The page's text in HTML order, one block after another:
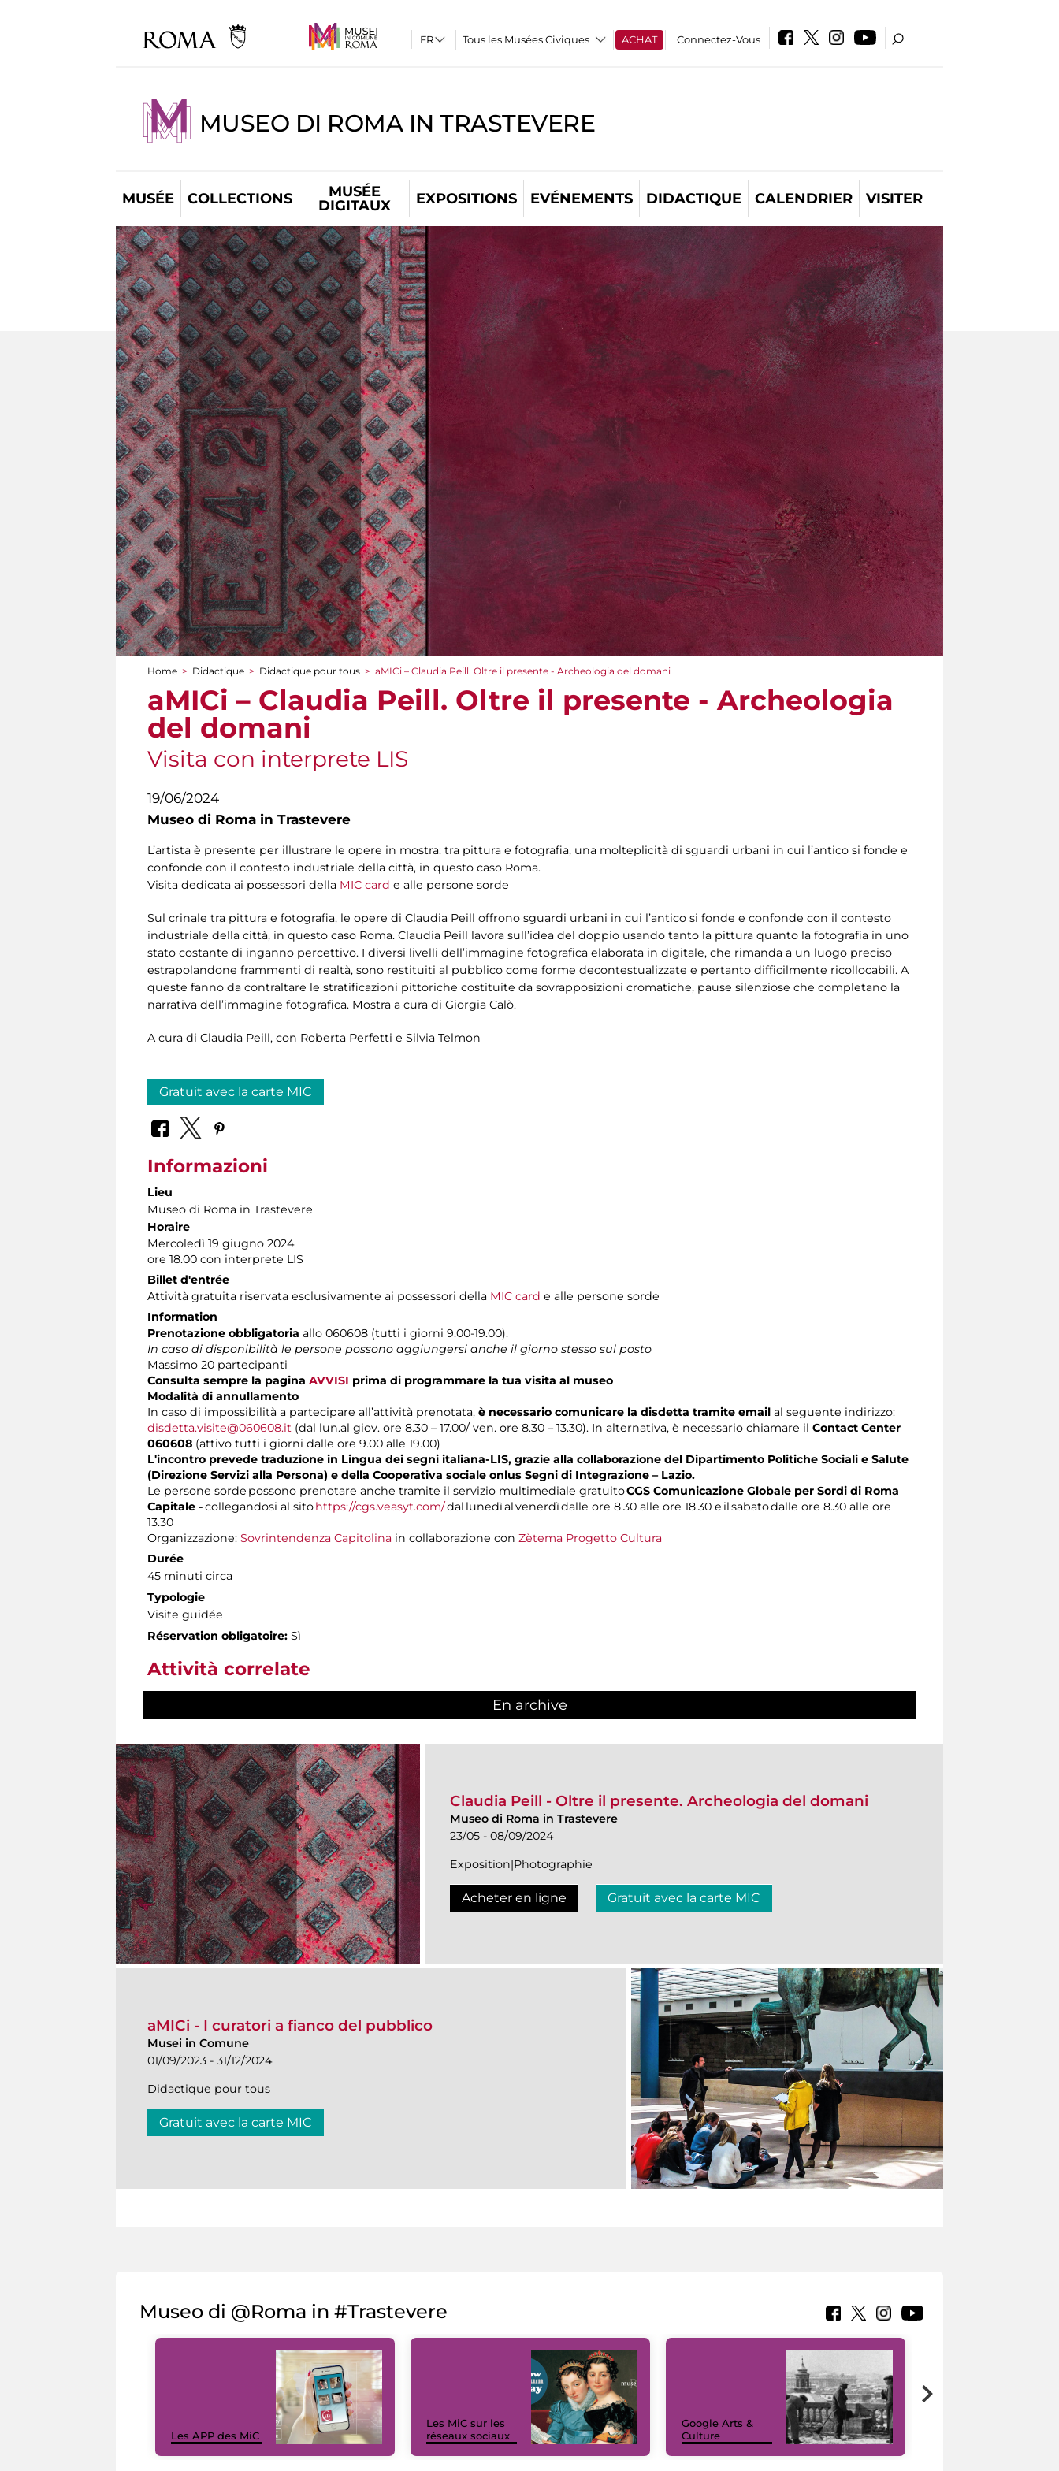
Tous les Musées Civiques ACHAT Connectez-Vous
MUSEO DI ROMA IN TRASTEVERE
MUSÉE COLLECTIONS
MUSÉE
DIGITAUX
EXPOSITIONS EVÉNEMENTS DIDACTIQUE CALENDRIER VISITER
You are here
Home > Didactique > Didactique pour tous > aMICi – Claudia Peill. Oltre il presente - Archeologia del domani
aMICi – Claudia Peill. Oltre il presente - Archeologia
del domani
Visita con interprete LIS
19/06/2024
Museo di Roma in Trastevere
L’artista è presente per illustrare le opere in mostra: tra pittura e fotografia, una molteplicità di sguardi urbani in cui l’antico si fonde e
confonde con il contesto industriale della città, in questo caso Roma.
Visita dedicata ai possessori della MIC card e alle persone sorde
Sul crinale tra pittura e fotografia, le opere di Claudia Peill offrono sguardi urbani in cui l’antico si fonde e confonde con il contesto
industriale della città, in questo caso Roma. Claudia Peill lavora sull’idea del doppio usando tanto la pittura quanto la fotografia in uno
stato costante di inganno percettivo. I diversi livelli dell’immagine fotografica elaborata in digitale, che rimanda a un luogo preciso
estrapolandone frammenti di realtà, sono restituiti al pubblico come forme decontestualizzate e pertanto difficilmente ricollocabili. A
queste fanno da contraltare le stratificazioni pittoriche costituite da sovrapposizioni cromatiche, pause silenziose che completano la
narrativa dell’immagine fotografica. Mostra a cura di Giorgia Calò.
A cura di Claudia Peill, con Roberta Perfetti e Silvia Telmon
Gratuit avec la carte MIC
Informazioni
Lieu
Museo di Roma in Trastevere
Horaire
Mercoledì 19 giugno 2024
ore 18.00 con interprete LIS
Billet d'entrée
Attività gratuita riservata esclusivamente ai possessori della MIC card e alle persone sorde
Information
Prenotazione obbligatoria allo 060608 (tutti i giorni 9.00-19.00).
In caso di disponibilità le persone possono aggiungersi anche il giorno stesso sul posto
Massimo 20 partecipanti
Consulta sempre la pagina AVVISI prima di programmare la tua visita al museo
Modalità di annullamento
In caso di impossibilità a partecipare all’attività prenotata, è necessario comunicare la disdetta tramite email al seguente indirizzo:
disdetta.visite@060608.it (dal lun.al giov. ore 8.30 – 17.00/ ven. ore 8.30 – 13.30). In alternativa, è necessario chiamare il Contact Center
060608 (attivo tutti i giorni dalle ore 9.00 alle 19.00)
L'incontro prevede traduzione in Lingua dei segni italiana-LIS, grazie alla collaborazione del Dipartimento Politiche Sociali e Salute
(Direzione Servizi alla Persona) e della Cooperativa sociale onlus Segni di Integrazione – Lazio.
Le persone sorde possono prenotare anche tramite il servizio multimediale gratuitoCGS Comunicazione Globale per Sordi di Roma
Capitale -collegandosi al sitohttps://cgs.veasyt.com/dal lunedì al venerdì dalle ore 8.30 alle ore 18.30 e il sabato dalle ore 8.30 alle ore
13.30
Organizzazione: Sovrintendenza Capitolina in collaborazione con Zètema Progetto Cultura
Durée
45 minuti circa
Typologie
Visite guidée
Réservation obligatoire: Sì
Attività correlate
En archive
Claudia Peill - Oltre il presente. Archeologia del domani
Museo di Roma in Trastevere
23/05 - 08/09/2024
Exposition|Photographie
Acheter en ligne Gratuit avec la carte MIC
aMICi - I curatori a fianco del pubblico
Musei in Comune
01/09/2023 - 31/12/2024
Didactique pour tous
Gratuit avec la carte MIC
Museo di @Roma in #Trastevere
Les APP des MiC
Les MiC sur les
réseaux sociaux
Google Arts &
Culture